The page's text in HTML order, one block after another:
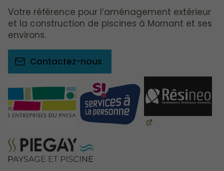
Votre référence pour l’aménagement extérieur
et la construction de piscines à Mornant et ses
environs.
Contactez-nous